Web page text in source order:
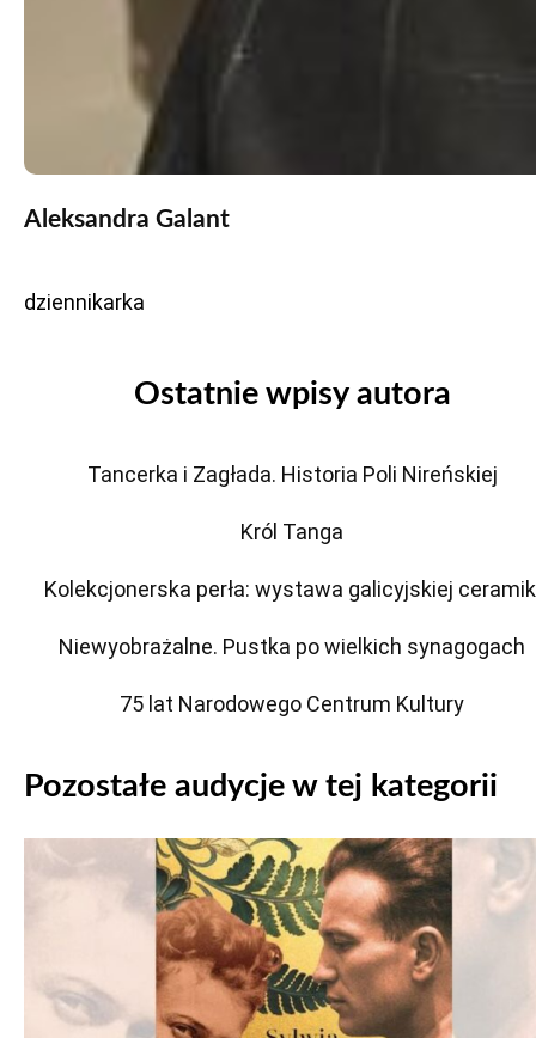
Aleksandra Galant
dziennikarka
Ostatnie wpisy autora
Tancerka i Zagłada. Historia Poli Nireńskiej
Król Tanga
Kolekcjonerska perła: wystawa galicyjskiej
Niewyobrażalne. Pustka po wielkich synagogach
75 lat Narodowego Centrum Kultury
Pozostałe audycje w tej kategorii
plików